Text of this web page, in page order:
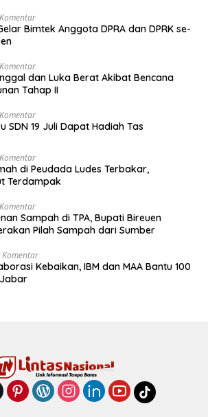
Bimtek Anggota DPRA dan DPRK se-
dan Luka Berat Akibat Bencana
Tahap II
SDN 19 Juli Dapat Hadiah Tas
di Peudada Ludes Terbakar,
Terdampak
Sampah di TPA, Bupati Bireuen
Pilah Sampah dari Sumber
Komentar
Kebaikan, IBM dan MAA Bantu 100